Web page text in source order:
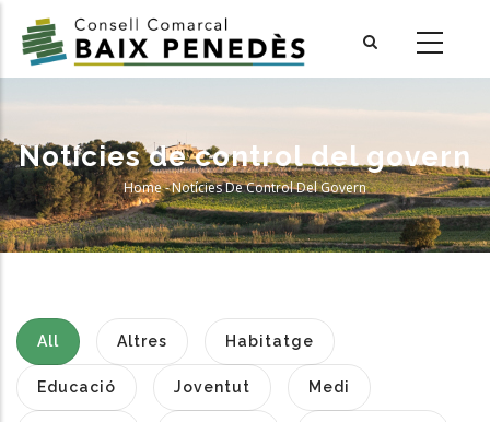
main
Notícies de control del govern
Breadcrumb
Home-Notícies De Control Del Govern
All Altres Habitatge
Educació Joventut Medi